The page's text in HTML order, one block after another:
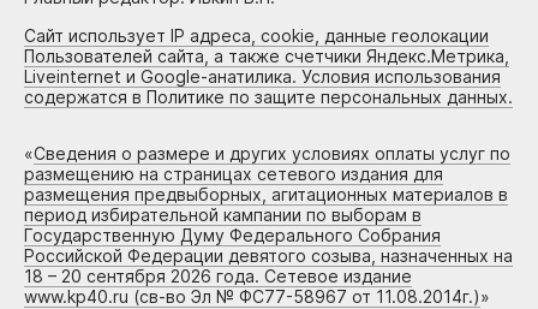
Сайт использует IP адреса, cookie, данные геолокации
Пользователей сайта, а также счетчики Яндекс.Метрика,
Liveinternet и Google-анатилика. Условия использования
содержатся в Политике по защите персональных данных.
«Сведения о размере и других условиях оплаты услуг по
размещению на страницах сетевого издания для
размещения предвыборных, агитационных материалов в
период избирательной кампании по выборам в
Государственную Думу Федерального Собрания
Российской Федерации девятого созыва, назначенных на
18 – 20 сентября 2026 года. Сетевое издание
www.kp40.ru (св-во Эл № ФС77-58967 от 11.08.2014г.)»